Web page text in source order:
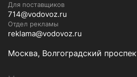
Для поставщиков
714@vodovoz.ru
Отдел рекламы
reklama@vodovoz.ru
Москва, Волгоградский